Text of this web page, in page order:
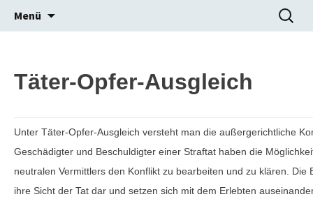
Brücke Starnberg e. V.
Menü
Suchen
nach:
Täter-Opfer-Ausgleich
Unter Täter-Opfer-Ausgleich versteht man die außergerichtliche
Geschädigter und Beschuldigter einer Straftat haben die
neutralen Vermittlers den Konflikt zu bearbeiten und zu klären. Die
ihre Sicht der Tat dar und setzen sich mit dem Erlebten